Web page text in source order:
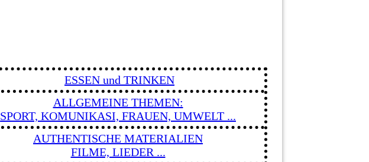
ESSEN und TRINKEN
ALLGEMEINE THEMEN:
SPORT, KOMUNIKASI, FRAUEN, UMWELT ...
AUTHENTISCHE MATERIALIEN
FILME, LIEDER ...